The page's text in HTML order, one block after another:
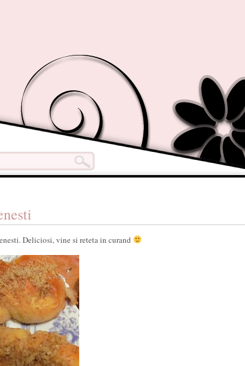
Deliciosi, vine si reteta in curand